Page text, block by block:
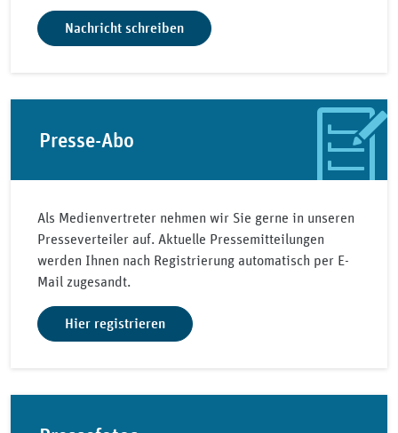
Nachricht schreiben
Presse-Abo
Als Medienvertreter nehmen wir Sie gerne in unseren
Presseverteiler auf. Aktuelle Pressemitteilungen
werden Ihnen nach Registrierung automatisch per E-
Mail zugesandt.
Hier registrieren